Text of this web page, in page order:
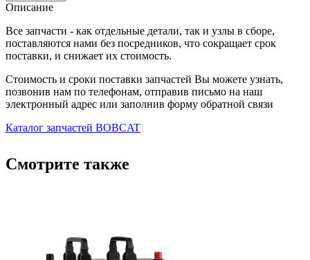
Описание
Все запчасти - как отдельные детали, так и узлы в сборе,
поставляются нами без посредников, что сокращает срок
поставки, и снижает их стоимость.
Стоимость и сроки поставки запчастей Вы можете узнать,
позвонив нам по телефонам, отправив письмо на наш
электронный адрес или заполнив форму обратной связи
Каталог запчастей BOBCAT
Смотрите также